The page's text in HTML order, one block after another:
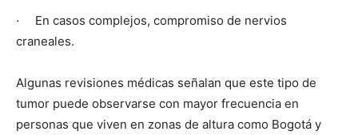
· En casos complejos, compromiso de nervios
craneales.
Algunas revisiones médicas señalan que este tipo de
tumor puede observarse con mayor frecuencia en
personas que viven en zonas de altura como Bogotá y